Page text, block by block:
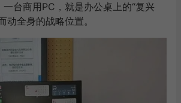
台商用PC，就是办公桌上的“复兴
动全身的战略位置。